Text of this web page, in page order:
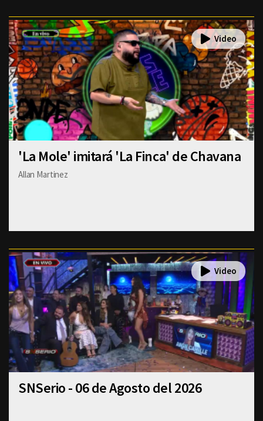
'La Mole' imitará 'La Finca' de Chavana
Allan Martinez
SNSerio - 06 de Agosto del 2026